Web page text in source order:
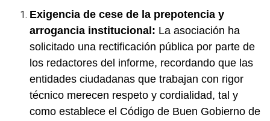
Exigencia de cese de la prepotencia y
arrogancia institucional: La asociación ha
solicitado una rectificación pública por parte de
los redactores del informe, recordando que las
entidades ciudadanas que trabajan con rigor
técnico merecen respeto y cordialidad, tal y
como establece el Código de Buen Gobierno de